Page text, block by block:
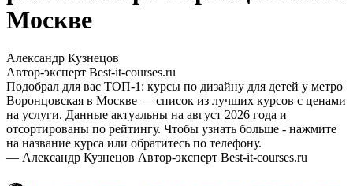
Москве
Александр Кузнецов
Автор-эксперт Best-it-courses.ru
Подобрал для вас ТОП-1: курсы по дизайну для детей у метро
Воронцовская в Москве — список из лучших курсов с ценами
на услуги. Данные актуальны на август 2026 года и
отсортированы по рейтингу. Чтобы узнать больше - нажмите
на название курса или обратитесь по телефону.
— Александр Кузнецов Автор-эксперт Best-it-courses.ru